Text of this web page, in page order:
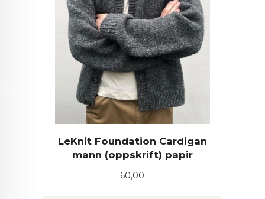
LeKnit Foundation Cardigan
mann (oppskrift) papir
Pris
60,00